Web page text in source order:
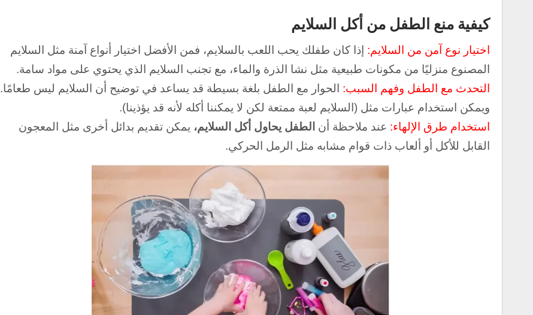
كيفية منع الطفل من أكل السلايم
اختيار نوع آمن من السلايم: إذا كان طفلك يحب اللعب بالسلايم، فمن الأفضل اختيار أنواع آمنة مثل السلايم
المصنوع منزليًا من مكونات طبيعية مثل نشا الذرة والماء، مع تجنب السلايم الذي يحتوي على مواد سامة.
التحدث مع الطفل وفهم السبب:
الحوار مع الطفل بلغة بسيطة قد يساعد في توضيح أن السلايم ليس طعامًا.
ويمكن استخدام عبارات مثل ( السلايم لعبة ممتعة لكن لا يمكننا أكله لأنه قد يؤذينا).
استخدام طرق الإلهاء: عند ملاحظة أن الطفل يحاول أكل السلايم، يمكن تقديم بدائل أخرى مثل المعجون
القابل للأكل أو ألعاب ذات قوام مشابه مثل الرمل الحركي.